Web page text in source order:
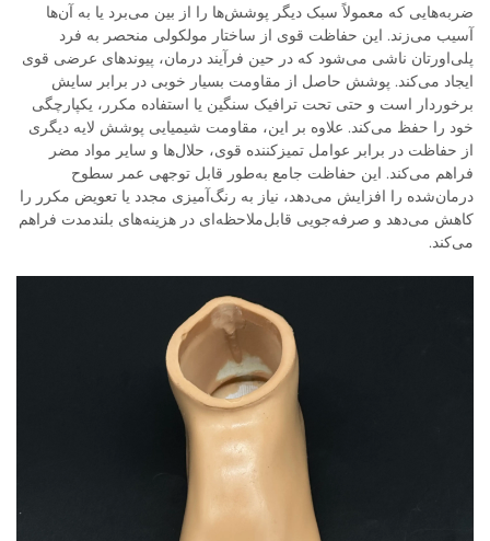
ضربه‌هایی که معمولاً سبک دیگر پوشش‌ها را از بین می‌برد یا به آن‌ها
آسیب می‌زند. این حفاظت قوی از ساختار مولکولی منحصر به فرد
پلی‌اورتان ناشی می‌شود که در حین فرآیند درمان، پیوندهای عرضی قوی
ایجاد می‌کند. پوشش حاصل از مقاومت بسیار خوبی در برابر سایش
برخوردار است و حتی تحت ترافیک سنگین یا استفاده مکرر، یکپارچگی
خود را حفظ می‌کند. علاوه بر این، مقاومت شیمیایی پوشش لایه دیگری
از حفاظت در برابر عوامل تمیزکننده قوی، حلال‌ها و سایر مواد مضر
فراهم می‌کند. این حفاظت جامع به‌طور قابل توجهی عمر سطوح
درمان‌شده را افزایش می‌دهد، نیاز به رنگ‌آمیزی مجدد یا تعویض مکرر را
کاهش می‌دهد و صرفه‌جویی قابل‌ملاحظه‌ای در هزینه‌های بلندمدت فراهم
می‌کند.